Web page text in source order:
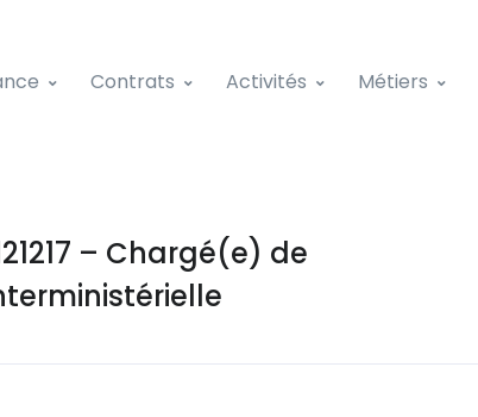
Contrats Activités Métiers
– Chargé(e) de